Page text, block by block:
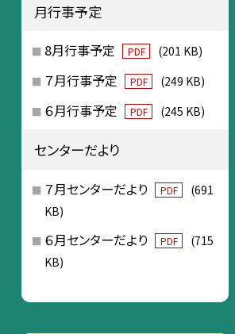
月行事予定
8月行事予定 PDF (201 KB)
７月行事予定 PDF (249 KB)
６月行事予定 PDF (245 KB)
センターだより
７月センターだより PDF
(691
KB)
６月センターだより PDF
(715
KB)